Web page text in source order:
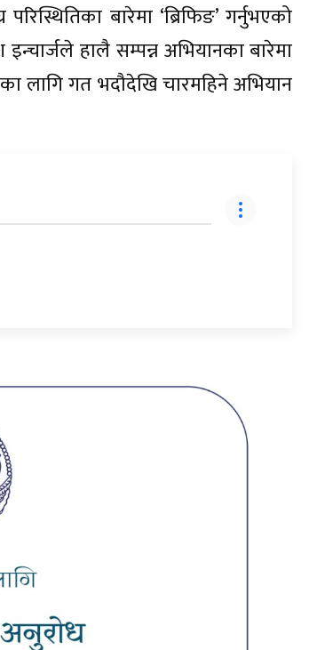
बारेमा ‘ब्रिफिङ’ गर्नुभएको
हालै सम्पन्न अभियानका बारेमा
लागि गत भदौदेखि चारमहिने अभियान